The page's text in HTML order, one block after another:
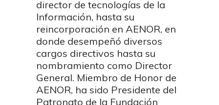
director de tecnologías de la
Información, hasta su
reincorporación en AENOR, en
donde desempeñó diversos
cargos directivos hasta su
nombramiento como Director
General. Miembro de Honor de
AENOR, ha sido Presidente del
Patronato de la Fundación